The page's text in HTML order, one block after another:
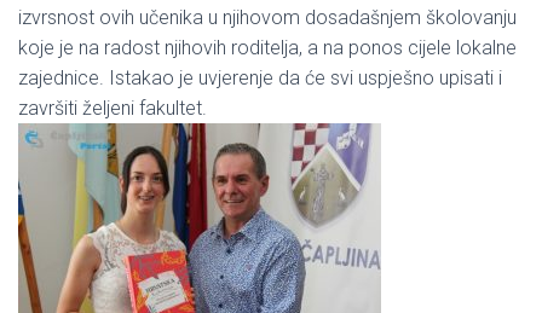
izvrsnost ovih učenika u njihovom dosadašnjem školovanju
koje je na radost njihovih roditelja, a na ponos cijele lokalne
zajednice. Istakao je uvjerenje da će svi uspješno upisati i
završiti željeni fakultet.